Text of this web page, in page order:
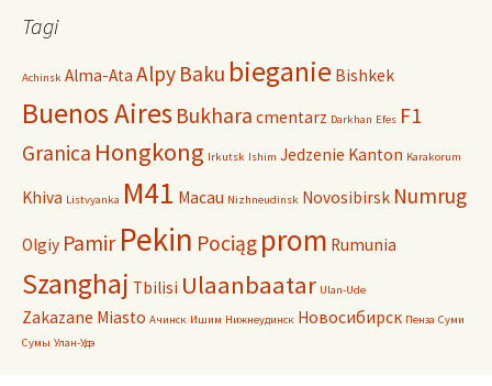
Tagi
Achinsk Alma-Ata Alpy Baku bieganie Bishkek
Buenos Aires Bukhara cmentarz Darkhan Efes F1
Granica Hongkong Irkutsk Ishim Jedzenie Kanton Karakorum
Khiva Listvyanka M41 Macau Nizhneudinsk Novosibirsk Numrug
Olgiy Pamir Pekin Pociąg prom Rumunia
Szanghaj Tbilisi Ulaanbaatar Ulan-Ude
Zakazane Miasto Ачинск Ишим Нижнеудинск Новосибирск Пенза Суми
Сумы Улан-Удэ